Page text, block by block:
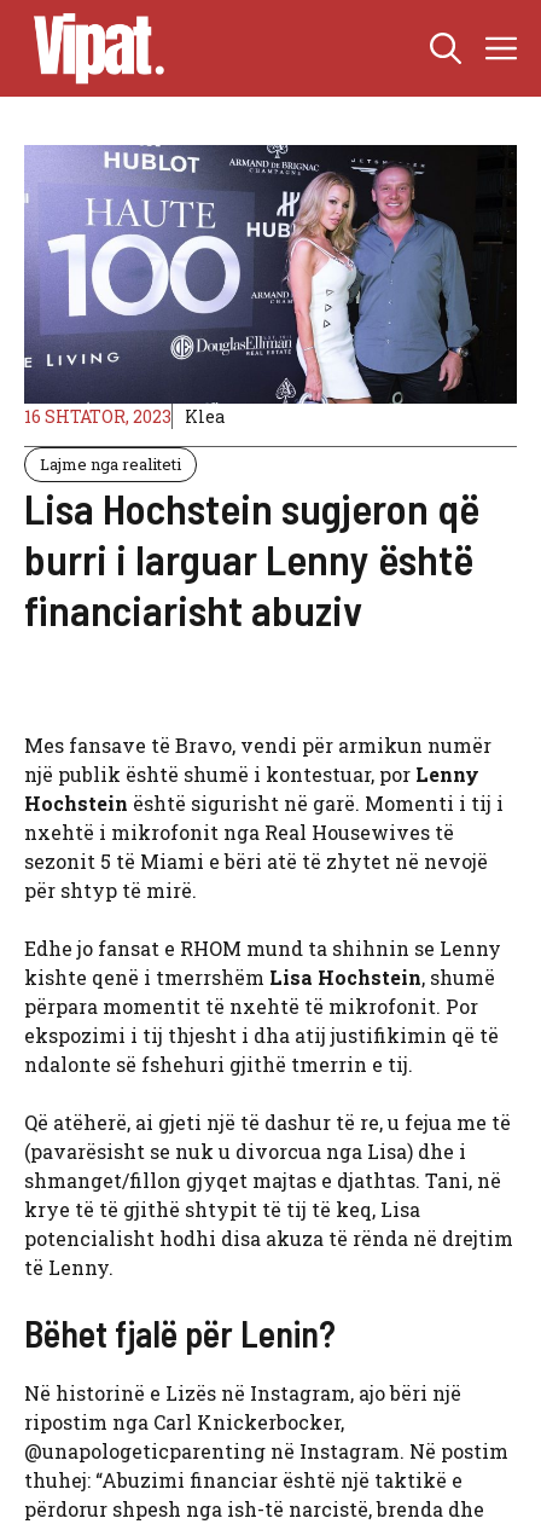
Skip
content
16 SHTATOR, 2023 Klea
Lajme nga realiteti
Lisa Hochstein sugjeron që
burri i larguar Lenny është
financiarisht abuziv
Mes fansave të Bravo, vendi për armikun numër
një publik është shumë i kontestuar, por Lenny
Hochstein është sigurisht në garë. Momenti i tij i
nxehtë i mikrofonit nga Real Housewives të
sezonit 5 të Miami e bëri atë të zhytet në nevojë
për shtyp të mirë.
Edhe jo fansat e RHOM mund ta shihnin se Lenny
kishte qenë i tmerrshëm Lisa Hochstein, shumë
përpara momentit të nxehtë të mikrofonit. Por
ekspozimi i tij thjesht i dha atij justifikimin që të
ndalonte së fshehuri gjithë tmerrin e tij.
Që atëherë, ai gjeti një të dashur të re, u fejua me të
(pavarësisht se nuk u divorcua nga Lisa) dhe i
shmanget/fillon gjyqet majtas e djathtas. Tani, në
krye të të gjithë shtypit të tij të keq, Lisa
potencialisht hodhi disa akuza të rënda në drejtim
të Lenny.
Bëhet fjalë për Lenin?
Në historinë e Lizës në Instagram, ajo bëri një
ripostim nga Carl Knickerbocker,
@unapologeticparenting në Instagram. Në postim
thuhej: “Abuzimi financiar është një taktikë e
përdorur shpesh nga ish-të narcistë, brenda dhe